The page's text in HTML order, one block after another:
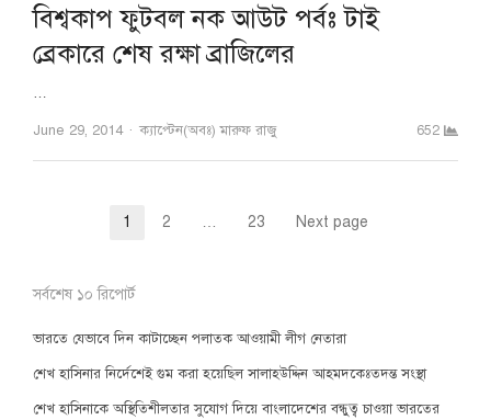
বিশ্বকাপ ফুটবল নক আউট পর্বঃ টাই
ব্রেকারে শেষ রক্ষা ব্রাজিলের
…
June 29, 2014 Author
ক্যাপ্টেন(অবঃ) মারুফ রাজু 652
Page
1 Page
2 … Page
23 Next page
সর্বশেষ ১০ রিপোর্ট
ভারতে যেভাবে দিন কাটাচ্ছেন পলাতক আওয়ামী লীগ নেতারা
শেখ হাসিনার নির্দেশেই গুম করা হয়েছিল সালাহউদ্দিন আহমদকেঃতদন্ত সংস্থা
শেখ হাসিনাকে অস্থিতিশীলতার সুযোগ দিয়ে বাংলাদেশের বন্ধুত্ব চাওয়া ভারতের